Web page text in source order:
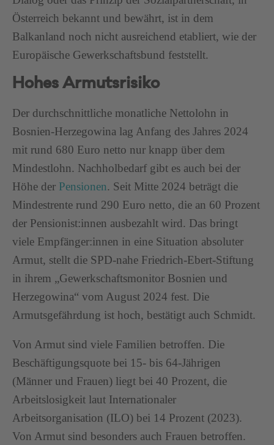
Österreich bekannt und bewährt, ist in dem
Balkanland noch nicht ausreichend etabliert, wie der
Europäische Gewerkschaftsbund feststellt.
Hohes Armutsrisiko
Der durchschnittliche monatliche Nettolohn in
Bosnien-Herzegowina lag Anfang des Jahres 2024
mit rund 680 Euro netto nur knapp über dem
Mindestlohn. Nachholbedarf gibt es auch bei der
Höhe der Pensionen. Seit Mitte 2024 beträgt die
Mindestrente rund 290 Euro netto, die an 60 Prozent
der Pensionist:innen ausbezahlt wird. Das bringt
viele Empfänger:innen in eine Situation absoluter
Armut, stellt die SPD-nahe Friedrich-Ebert-Stiftung
in ihrem „Gewerkschaftsmonitor Bosnien und
Herzegowina“ vom August 2024 fest. Die
Armutsgefährdung ist hoch, bestätigt auch Schmidt.
Von Armut sind viele Familien betroffen. Die
Beschäftigungsquote bei 15- bis 64-Jährigen
(Männer und Frauen) liegt bei 40 Prozent, die
Arbeitslosigkeit laut Internationaler
Arbeitsorganisation (ILO) bei 14 Prozent (2023).
Von Armut sind besonders auch Frauen betroffen.